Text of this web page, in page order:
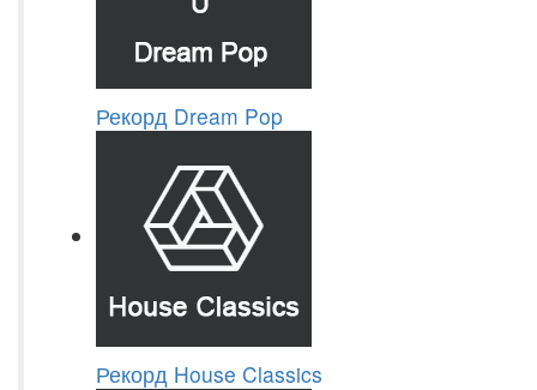
Рекорд Dream Pop
Рекорд House Classics